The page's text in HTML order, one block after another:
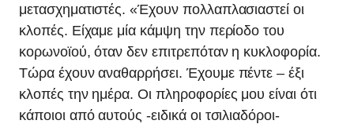
μετασχηματιστές. «Έχουν πολλαπλασιαστεί οι
κλοπές. Είχαμε μία κάμψη την περίοδο του
κορωνοϊού, όταν δεν επιτρεπόταν η κυκλοφορία.
Τώρα έχουν αναθαρρήσει. Έχουμε πέντε – έξι
κλοπές την ημέρα. Οι πληροφορίες μου είναι ότι
κάποιοι από αυτούς -ειδικά οι τσιλιαδόροι-